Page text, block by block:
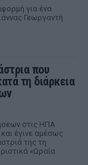
για ένα
Γεωργαντή
που
τη διάρκεια
στις ΗΠΑ
έγινε αμέσως
της τη
«Ωραία